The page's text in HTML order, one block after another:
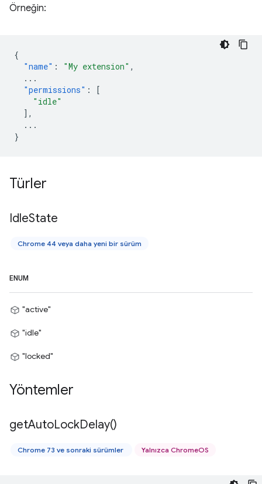
Örneğin:
{
"name" : "My extension" ,
...
"permissions" :
[
"idle"
],
...
}
Türler
IdleState
Chrome 44 veya daha yeni bir sürüm
ENUM
"active"
"idle"
"locked"
Yöntemler
getAutoLockDelay()
Chrome 73 ve sonraki sürümler Yalnızca ChromeOS